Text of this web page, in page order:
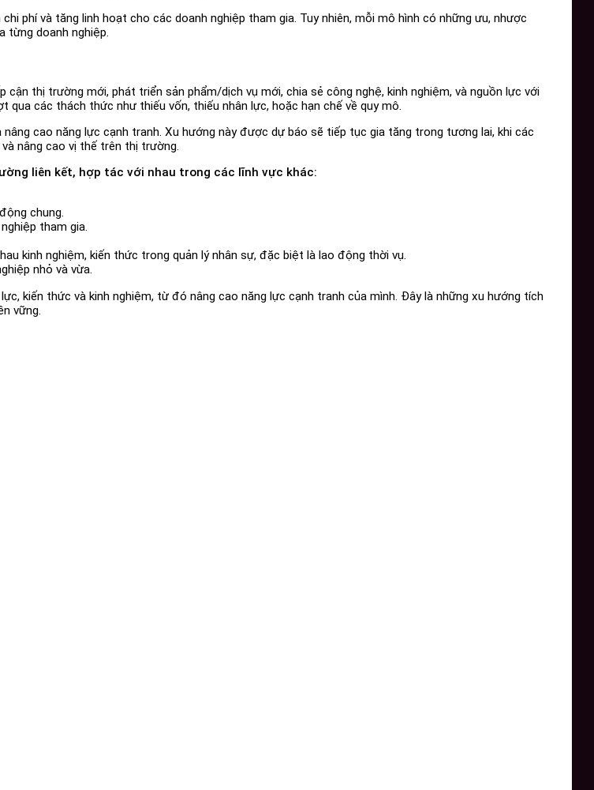
phí và tăng linh hoạt cho các doanh nghiệp tham gia. Tuy nhiên, mỗi mô hình có những ưu, nhược
từng doanh nghiệp.
thị trường mới, phát triển sản phẩm/dịch vụ mới, chia sẻ công nghệ, kinh nghiệm, và nguồn lực với
các thách thức như thiếu vốn, thiếu nhân lực, hoặc hạn chế về quy mô.
cao năng lực cạnh tranh. Xu hướng này được dự báo sẽ tiếp tục gia tăng trong tương lai, khi các
nâng cao vị thế trên thị trường.
liên kết, hợp tác với nhau trong các lĩnh vực khác:
chung.
tham gia.
kinh nghiệm, kiến thức trong quản lý nhân sự, đặc biệt là lao động thời vụ.
nhỏ và vừa.
kiến thức và kinh nghiệm, từ đó nâng cao năng lực cạnh tranh của mình. Đây là những xu hướng tích
vững.